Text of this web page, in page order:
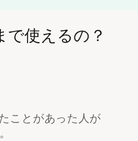
で使えるの？
ことがあった人が